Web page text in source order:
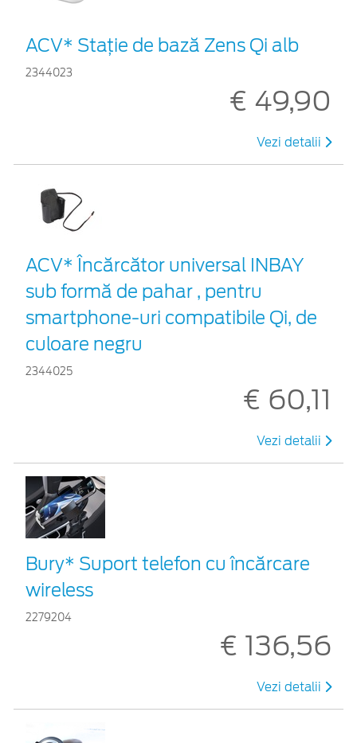
ACV* Stație de bază Zens Qi alb
2344023
€ 49,90
Vezi detalii
ACV* Încărcător universal INBAY
sub formă de pahar , pentru
smartphone-uri compatibile Qi, de
culoare negru
2344025
€ 60,11
Vezi detalii
Bury* Suport telefon cu încărcare
wireless
2279204
€ 136,56
Vezi detalii